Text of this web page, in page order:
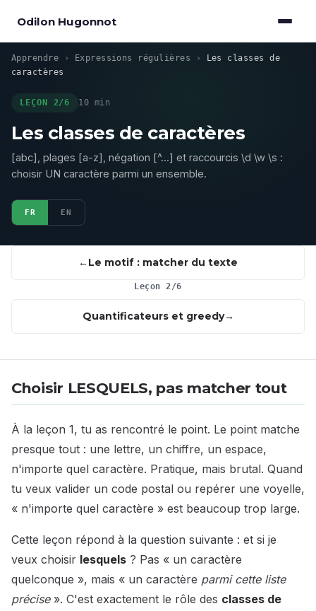
Odilon Hugonnot
Apprendre › Expressions régulières ›
Les classes de
caractères
LEÇON 2/6 10 min
Les classes de caractères
[abc], plages [a-z], négation [^...] et raccourcis \d \w \s :
choisir UN caractère parmi un ensemble.
FR EN
Le motif : matcher du texte
Leçon 2/6
Quantificateurs et greedy
Choisir LESQUELS, pas matcher tout
À la leçon 1, tu as rencontré le point. Le point matche
presque tout : une lettre, un chiffre, un espace,
n'importe quel caractère. Pratique, mais brutal. Quand
tu veux valider un code postal ou repérer une voyelle,
« n'importe quel caractère » est beaucoup trop large.
Cette leçon répond à la question suivante : et si je
veux choisir lesquels ? Pas « un caractère
quelconque », mais « un caractère parmi cette liste
précise». C'est exactement le rôle des classes de